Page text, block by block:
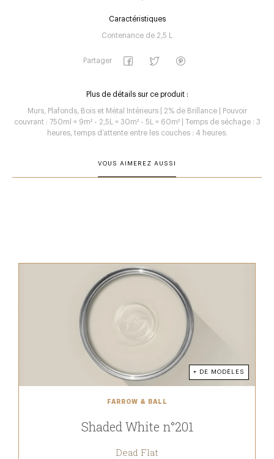
Caractéristiques
Contenance de 2,5 L
Partager
Plus de détails sur ce produit :
Murs, Plafonds, Bois et Métal Intérieurs | 2% de Brillance | Pouvoir
couvrant : 750ml = 9m² - 2,5L = 30m² - 5L = 60m² | Temps de séchage : 3
heures, temps d’attente entre les couches : 4 heures.
VOUS AIMEREZ AUSSI
+ DE MODÈLES
FARROW & BALL
Shaded White n°201
Dead Flat